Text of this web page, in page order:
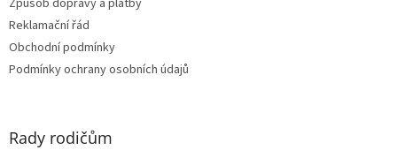
Způsob dopravy a platby
Reklamační řád
Obchodní podmínky
Podmínky ochrany osobních údajů
Rady rodičům